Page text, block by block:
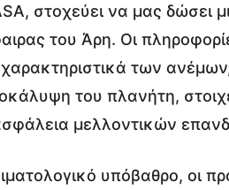
στοχεύει να μας δώσει
του Άρη. Οι
των
του πλανήτη,
μελλοντικών
υπόβαθρο, οι